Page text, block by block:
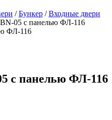
/Бункер /Входные двери
05 с панелью ФЛ-116
ФЛ-116
с панелью ФЛ-116